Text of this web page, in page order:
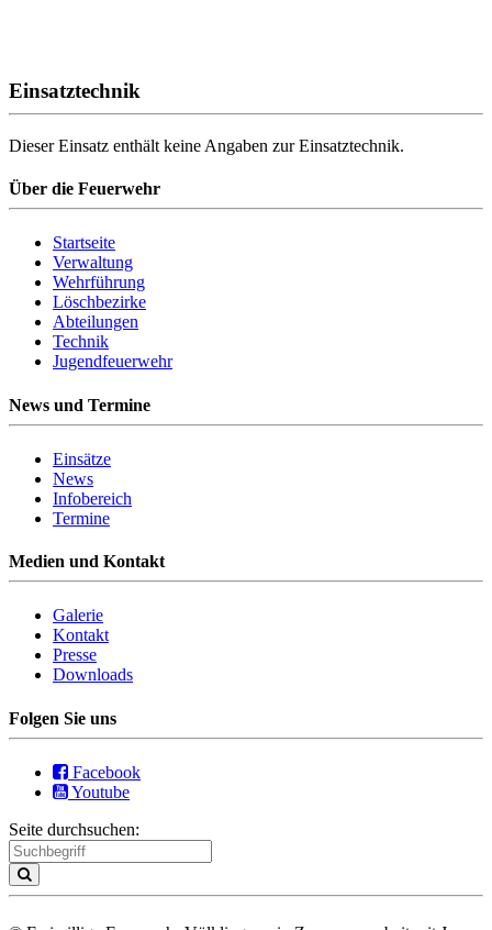
Einsatztechnik
Dieser Einsatz enthält keine Angaben zur Einsatztechnik.
Über die Feuerwehr
Startseite
Verwaltung
Wehrführung
Löschbezirke
Abteilungen
Technik
Jugendfeuerwehr
News und Termine
Einsätze
News
Infobereich
Termine
Medien und Kontakt
Galerie
Kontakt
Presse
Downloads
Folgen Sie uns
Facebook
Youtube
Seite durchsuchen: